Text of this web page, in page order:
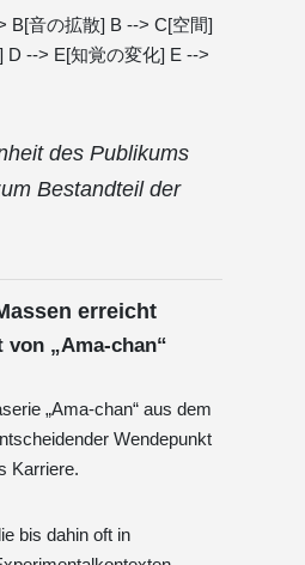
B[音の拡散] B --> C[空間]
D --> E[知覚の変化] E -->
des Publikums
Bestandteil der
erreicht
von „Ama-chan“
„Ama-chan“ aus dem
Wendepunkt
Karriere.
bis dahin oft in